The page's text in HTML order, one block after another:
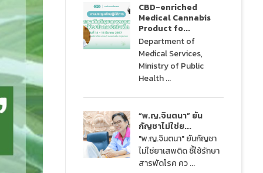
CBD-enriched
Medical Cannabis
Product fo...
Department of
Medical Services,
Ministry of Public
Health ...
“พ.ญ.จินตนา” ยัน
กัญชาไม่ใช่ย...
"พ.ญ.จินตนา" ยันกัญชา
ไม่ใช่ยาเสพติด ชี้ใช้รักษา
สารพัดโรค คว ...